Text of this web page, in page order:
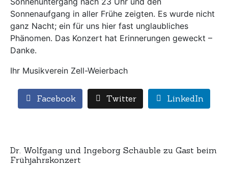
Sonnenaufgang in aller Frühe zeigten. Es wurde nicht
ganz Nacht; ein für uns hier fast unglaubliches
Phänomen. Das Konzert hat Erinnerungen geweckt –
Danke.
Ihr Musikverein Zell-Weierbach
Facebook Twitter LinkedIn
Dr. Wolfgang und Ingeborg Schäuble zu Gast beim
Frühjahrskonzert